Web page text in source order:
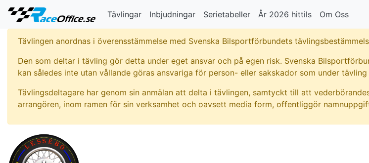
Tävlingar Inbjudningar Serietabeller År 2026 hittils Om Oss
Tävlingen anordnas i överensstämmelse med Svenska Bilsportförbundets
Den som deltar i tävling gör detta under eget ansvar och på egen risk. Svenska
kan således inte utan vållande göras ansvariga för person- eller sakskador som under
Tävlingsdeltagare har genom sin anmälan att delta i tävlingen, samtyckt till att
arrangören, inom ramen för sin verksamhet och oavsett media form, offentliggör